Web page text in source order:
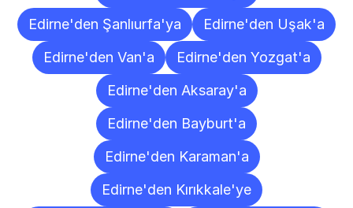
Edirne'den Şanlıurfa'ya
Edirne'den Uşak'a
Edirne'den Van'a
Edirne'den Yozgat'a
Edirne'den Aksaray'a
Edirne'den Bayburt'a
Edirne'den Karaman'a
Edirne'den Kırıkkale'ye